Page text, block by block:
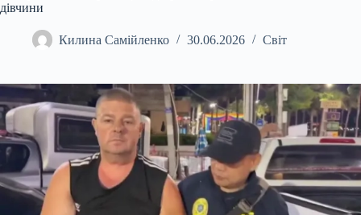
дівчини
Килина Самійленко 30.06.2026 Світ